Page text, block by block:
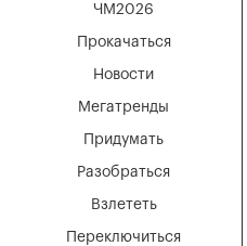
Мегатренды
Придумать
Разобраться
Взлететь
Новости
Переключиться
ЧМ2026
Прокачаться